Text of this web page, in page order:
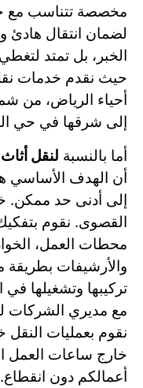
مخصصة تتناسب مع
لضمان انتقال هادئ
الخبر، بل تمتد
حيث نقدم خدمات
أحياء الرياض، من
إلى شرقها في حي
أما بالنسبة لنقل
أن الهدف الأساسي
إلى أدنى حد ممكن.
القصوى. نقوم
محطات العمل،
والأرشيفات
تركيبها وتشغيلها
مع مديري الشركات
نقوم بعمليات النقل
خارج ساعات العمل
أعمالكم دون